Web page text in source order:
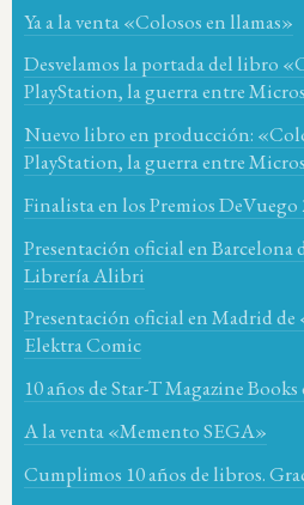
Ya a la venta «Colosos en llamas»
Desvelamos la portada del libro
PlayStation, la guerra entre
Nuevo libro en producción:
PlayStation, la guerra entre
Finalista en los Premios DeVuego
Presentación oficial en Barcelona
Librería Alibri
Presentación oficial en Madrid
Elektra Comic
10 años de Star-T Magazine
A la venta «Memento SEGA»
Cumplimos 10 años de libros.